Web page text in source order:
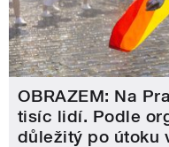
OBRAZEM: Na
tisíc lidí. Podle
důležitý po útoku